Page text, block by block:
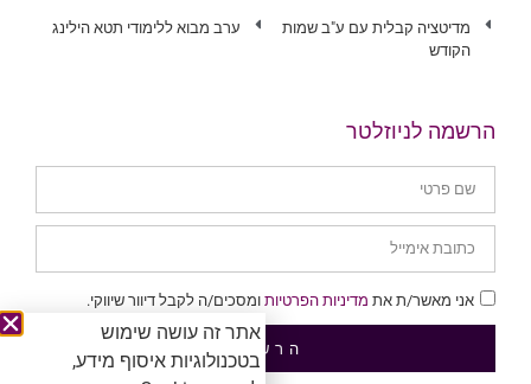
מדיטציה קבלית עם ע"ב שמות
הקודש
ערב מבוא ללימודי תטא הילינג
הרשמה לניוזלטר
אני מאשר/ת את מדיניות הפרטיות ומסכים/ה לקבל דיוור שיווקי.
הרשמה
אתר זה עושה שימוש
בטכנולוגיות איסוף מידע,